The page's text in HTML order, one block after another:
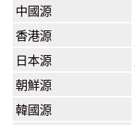
中國源
香港源
日本源
朝鮮源
韓國源